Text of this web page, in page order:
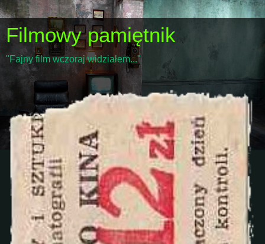
Filmowy pamiętnik
"Fajny film wczoraj widziałem..."